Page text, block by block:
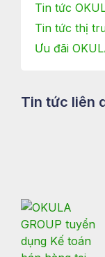
Tin tức
Tin tức thị
Ưu đãi
Tin tức liên